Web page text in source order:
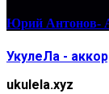
Юрий Антонов-
УкулеЛа -
ukulela.xyz